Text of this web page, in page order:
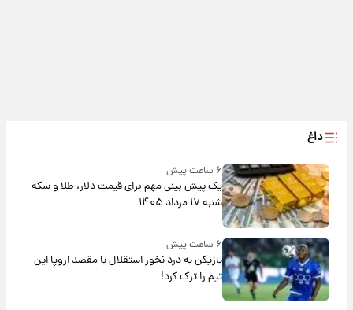
داغ
۶ ساعت پیش
یک پیش ‌بینی مهم برای قیمت دلار، طلا و سکه
شنبه ۱۷ مرداد ۱۴۰۵
۶ ساعت پیش
بازیکن به درد نخور استقلال با مقصد اروپا این
تیم را ترک کرد!